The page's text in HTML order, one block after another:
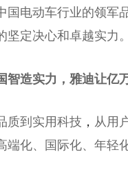
国电动车行业的领军
坚定决心和卓越实力。
智造实力，雅迪让亿
质到实用科技 ， 从用
端化、国际化、年轻